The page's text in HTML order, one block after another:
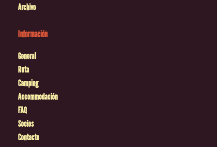
Archivo
Información
General
Ruta
Camping
Accommodación
FAQ
Socios
Contacto